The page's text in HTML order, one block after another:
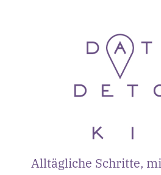
Alltägliche Schritte,